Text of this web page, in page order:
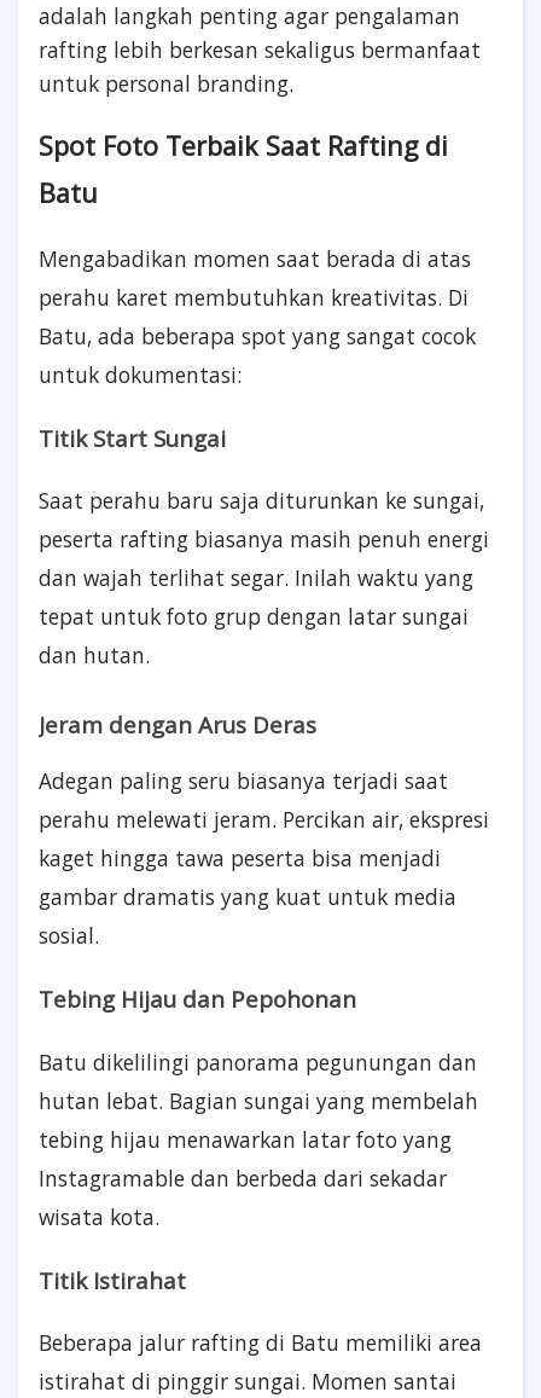
adalah langkah penting agar pengalaman
rafting lebih berkesan sekaligus bermanfaat
untuk personal branding.
Spot Foto Terbaik Saat Rafting di
Batu
Mengabadikan momen saat berada di atas
perahu karet membutuhkan kreativitas. Di
Batu, ada beberapa spot yang sangat cocok
untuk dokumentasi:
Titik Start Sungai
Saat perahu baru saja diturunkan ke sungai,
peserta rafting biasanya masih penuh energi
dan wajah terlihat segar. Inilah waktu yang
tepat untuk foto grup dengan latar sungai
dan hutan.
Jeram dengan Arus Deras
Adegan paling seru biasanya terjadi saat
perahu melewati jeram. Percikan air, ekspresi
kaget hingga tawa peserta bisa menjadi
gambar dramatis yang kuat untuk media
sosial.
Tebing Hijau dan Pepohonan
Batu dikelilingi panorama pegunungan dan
hutan lebat. Bagian sungai yang membelah
tebing hijau menawarkan latar foto yang
Instagramable dan berbeda dari sekadar
wisata kota.
Titik Istirahat
Beberapa jalur rafting di Batu memiliki area
istirahat di pinggir sungai. Momen santai